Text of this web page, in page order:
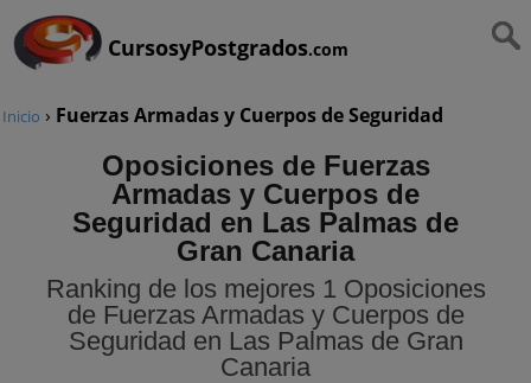
CursosyPostgrados.com
Inicio › Fuerzas Armadas y Cuerpos de Seguridad
Oposiciones de Fuerzas
Armadas y Cuerpos de
Seguridad en Las Palmas de
Gran Canaria
Ranking de los mejores 1 Oposiciones
de Fuerzas Armadas y Cuerpos de
Seguridad en Las Palmas de Gran
Canaria